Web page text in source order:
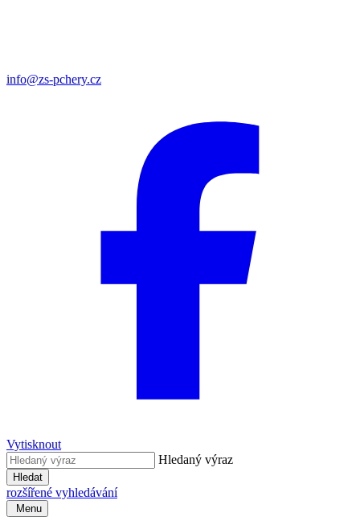
info@zs-pchery.cz
Vytisknout
Hledaný výraz
Hledat
rozšířené vyhledávání
Menu